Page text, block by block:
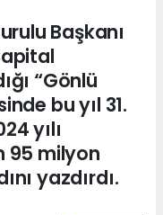
Başkanı
“Gönlü
bu yıl 31.
yılı
95 milyon
yazdırdı.